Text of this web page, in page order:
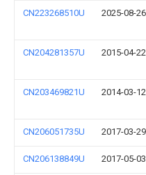
CN223268510U 2025-08-26
CN204281357U 2015-04-22
CN203469821U 2014-03-12
CN206051735U 2017-03-29
CN206138849U 2017-05-03